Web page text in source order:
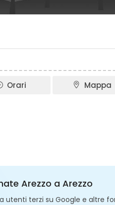
Orari Mappa
Arezzo a Arezzo
terzi su Google e altre